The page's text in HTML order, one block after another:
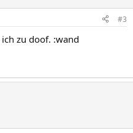
#3
zu doof. :wand